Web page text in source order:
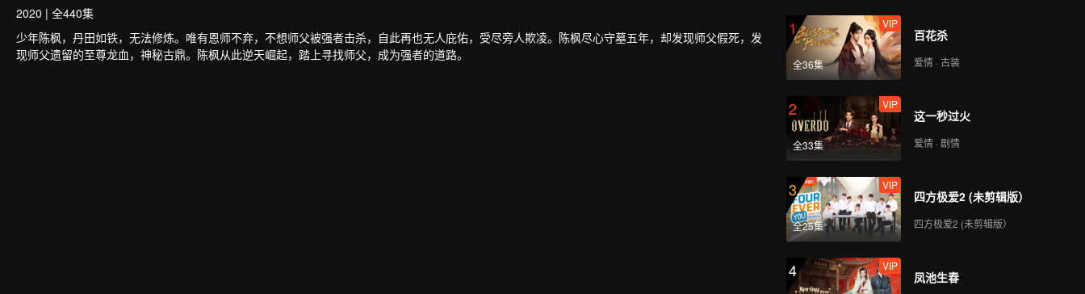
2020 | 全440集
少年陈枫，丹田如铁，无法修炼。唯有恩师不弃，不想师父被强者击杀，自此再也无人庇佑，受尽旁人欺凌。陈枫尽心守墓五年，却发现师父假死，发
现师父遗留的至尊龙血，神秘古鼎。陈枫从此逆天崛起，踏上寻找师父，成为强者的道路。
1
全36集
VIP
百花杀
爱情 · 古装
2
全33集
VIP
这一秒过火
爱情 · 剧情
3
全25集
VIP
四方极爱2 (未剪辑版）
四方极爱2 (未剪辑版）
4 VIP
凤池生春